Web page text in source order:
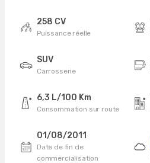
258 CV
Puissance réelle
SUV
Carrosserie
6,3 L/100 Km
Consommation sur route
01/08/2011
Date de fin de
commercialisation